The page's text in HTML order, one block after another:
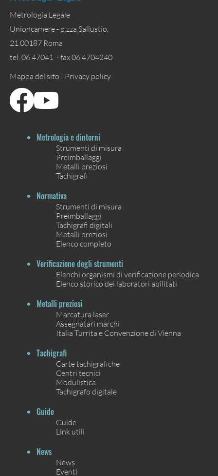
Metrologia Legale
Unioncamere - p.zza Sallustio,
21 00187 Roma
tel. 06 47041 - fax 06 4704240
Mappa del sito | Privacy policy
Metrologia e dintorni
Strumenti di misura
Preimballaggi
Metalli preziosi
Tachigrafi
Normativa
Strumenti di misura
Preimballaggi
Tachigrafi digitali
Metalli preziosi
Elenco completo
Verificazione degli strumenti
Elenchi organismi di verificazione periodica
Elenco storico dei laboratori abilitati
Metalli preziosi
Marcatura laser
Assegnatari marchi
Italia Turrita e Convenzione di Vienna
Tachigrafi
Carte tachigrafiche
Centri tecnici
Modulistica
Tachigrafo digitale
Guide
Guide
Link utili
News
News
Eventi